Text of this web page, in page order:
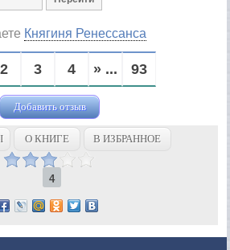
Княгиня Ренессанса
2 3 4 » ... 93
Добавить отзыв
О КНИГЕ В ИЗБРАННОЕ
4